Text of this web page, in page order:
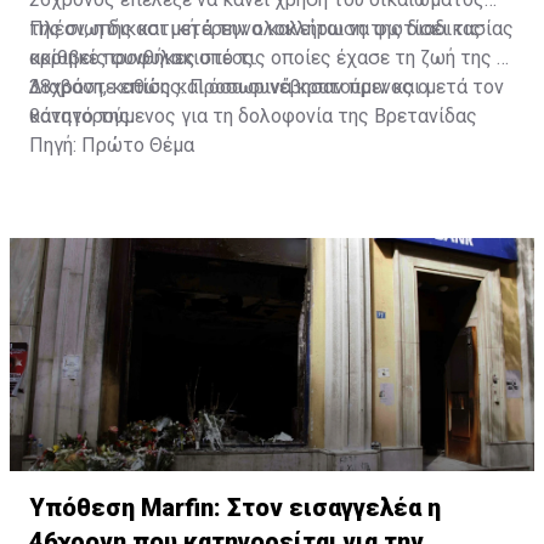
της σιωπής και μετά την ολοκλήρωση της διαδικασίας
κρίθηκε προφυλακιστέος.
Πλέον, η δικαστική έρευνα καλείται να φωτίσει τις
ακριβείς συνθήκες υπό τις οποίες έχασε τη ζωή της η
38χρονη, καθώς και όσα συνέβησαν πριν και μετά τον
θάνατό της.
Διαβάστε επίσης:Προσωρινά κρατούμενος ο
κατηγορούμενος για τη δολοφονία της Βρετανίδας
Πηγή: Πρώτο Θέμα
Υπόθεση Marfin: Στον εισαγγελέα η